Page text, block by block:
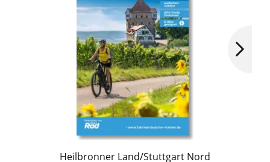
Heilbronner Land/Stuttgart Nord